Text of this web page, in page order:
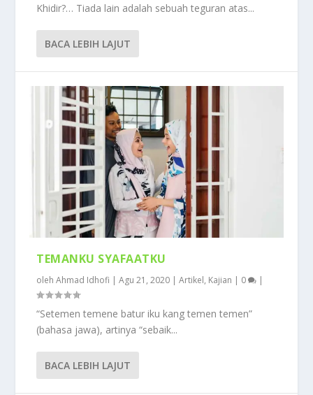
Khidir?… Tiada lain adalah sebuah teguran atas...
BACA LEBIH LAJUT
TEMANKU SYAFAATKU
olehAhmad Idhofi |Agu 21, 2020 |Artikel, Kajian 0
“Setemen temene batur iku kang temen temen”
(bahasa jawa), artinya “sebaik...
BACA LEBIH LAJUT